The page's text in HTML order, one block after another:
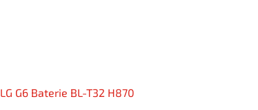
LG G6 Baterie BL-T32 H870